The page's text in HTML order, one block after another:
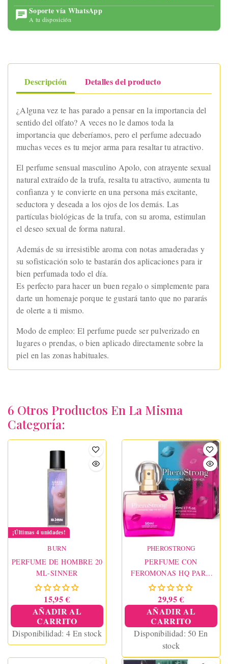
Soporte vía WhatsApp
A tu disposición
Descripción Detalles del producto
¿Alguna vez te has parado a pensar en la importancia del
sentido del olfato? A veces no le damos toda la
importancia que deberíamos, pero el perfume adecuado
muchas veces es tu mejor arma para resaltar tu atractivo.
El perfume sensual masculino Apolo, con atrayente sexual
natural extraído de la trufa, resalta tu atractivo, aumenta tu
confianza y te convierte en una persona más excitante,
seductora y deseada a los ojos de los demás. Las
partículas biológicas de la trufa, con su aroma, estimulan
el deseo sexual de forma natural.
Además de su irresistible aroma con notas amaderadas y
su sofisticación solo te bastarán dos aplicaciones para ir
bien perfumada todo el día.
Es perfecto para hacer un buen regalo o simplemente para
darte un homenaje porque te gustará tanto que no pararás
de olerte a ti mismo.
Modo de empleo: El perfume puede ser pulverizado en
lugares o prendas, o bien aplicado directamente sobre la
piel en las zonas habituales.
6 Otros Productos En La Misma
Categoría:
¡Últimas 4 unidades!
BURN
PERFUME DE HOMBRE 20
ML-SINNER
15,95 €
AÑADIR AL
CARRITO
Disponibilidad: 4 En stock
PHEROSTRONG
PERFUME CON
FEROMONAS HQ PARA
ELLA 50 ML
PHEROSTRONG
29,95 €
AÑADIR AL
CARRITO
Disponibilidad:50 En
stock